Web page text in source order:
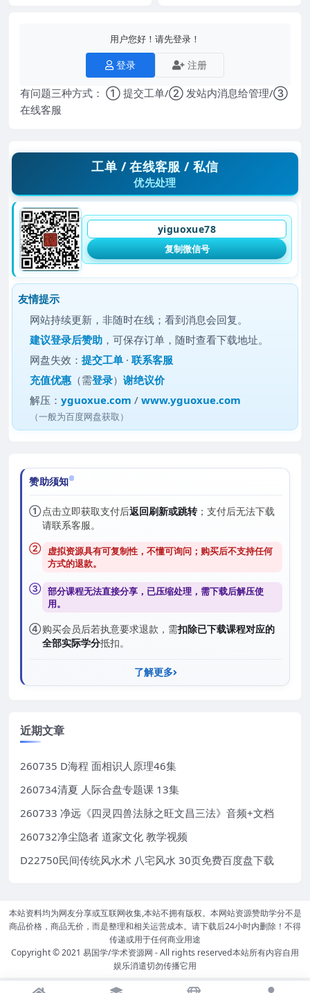
用户您好！请先登录！
登录 注册
有问题三种方式： ① 提交工单/② 发站内消息给管理/③
在线客服
工单 / 在线客服 / 私信
优先处理
yiguoxue78
复制微信号
友情提示
网站持续更新，非随时在线；看到消息会回复。
建议登录后赞助 ，可保存订单，随时查看下载地址。
网盘失效：提交工单 ·联系客服
充值优惠 （需登录）谢绝议价
解压：yguoxue.com /www.yguoxue.com
（一般为百度网盘获取）
赞助须知
①点击立即获取支付后返回刷新或跳转；支付后无法下载
请联系客服。
② 虚拟资源具有可复制性，不懂可询问；购买后不支持任何
方式的退款。
③ 部分课程无法直接分享，已压缩处理，需下载后解压使
用。
④购买会员后若执意要求退款，需扣除已下载课程对应的
全部实际学分抵扣。
了解更多
近期文章
260735 D海程 面相识人原理46集
260734清夏 人际合盘专题课 13集
260733 净远《四灵四兽法脉之旺文昌三法》音频+文档
260732净尘隐者 道家文化 教学视频
D22750民间传统风水术 八宅风水 30页免费百度盘下载
本站资料均为网友分享或互联网收集,本站不拥有版权。本网站资源赞助学分不是
商品价格，商品无价，而是整理和相关运营成本。请下载后24小时内删除！不得
传递或用于任何商业用途
Copyright © 2021 易国学/学术资源网 - All rights reserved本站所有内容自用
娱乐消遣切勿传播它用